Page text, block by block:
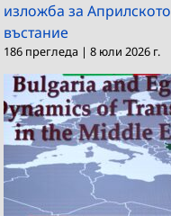
изложба за Априлското
въстание
186 прегледа | 8 юли 2026 г.